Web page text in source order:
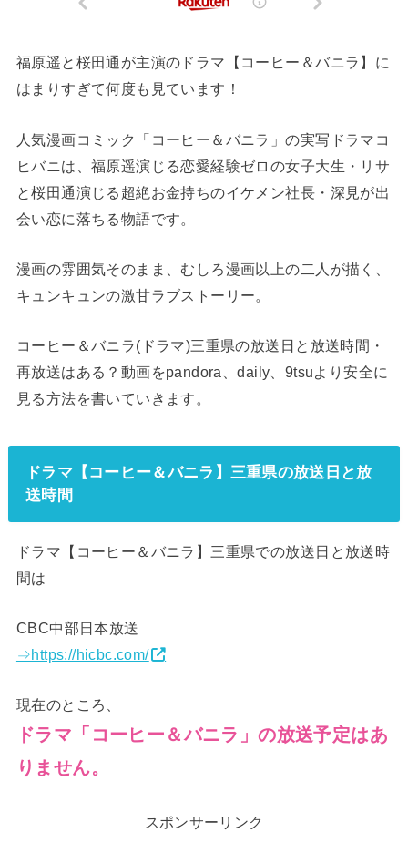
福原遥と桜田通が主演のドラマ【コーヒー＆バニラ】に
はまりすぎて何度も見ています！
人気漫画コミック「コーヒー＆バニラ」の実写ドラマコ
ヒバニは、福原遥演じる恋愛経験ゼロの女子大生・リサ
と桜田通演じる超絶お金持ちのイケメン社長・深見が出
会い恋に落ちる物語です。
漫画の雰囲気そのまま、むしろ漫画以上の二人が描く、
キュンキュンの激甘ラブストーリー。
コーヒー＆バニラ(ドラマ)三重県の放送日と放送時間・
再放送はある？動画をpandora、daily、9tsuより安全に
見る方法を書いていきます。
ドラマ【コーヒー＆バニラ】三重県の放送日と放
送時間
ドラマ【コーヒー＆バニラ】三重県での放送日と放送時
間は
CBC中部日本放送
⇒https://hicbc.com/
現在のところ、
ドラマ「コーヒー＆バニラ」の放送予定はあ
りません。
スポンサーリンク